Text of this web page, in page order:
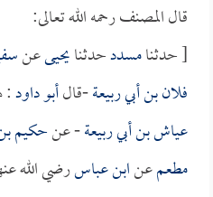
قال المصنف رحمه الله تعالى:
[ حدثنامسددحدثنايحيىعن
فلان بن أبي ربيعة-قالأبو داود:
عياش بن أبي ربيعة- عنحكيم
مطعمعنابن عباسرضي الله